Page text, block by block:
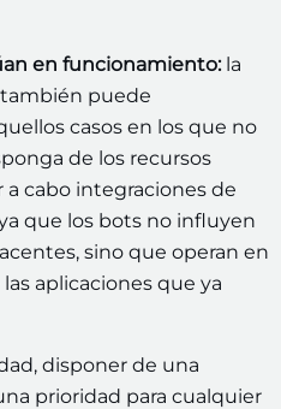
en funcionamiento: la
puede
casos en los que no
de los recursos
a cabo integraciones de
que los bots no influyen
sino que operan en
aplicaciones que ya
disponer de una
prioridad para cualquier